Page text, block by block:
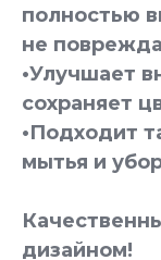
полностью
не
•Улучшает
сохраняет
•Подходит
мытья и
дизайном!